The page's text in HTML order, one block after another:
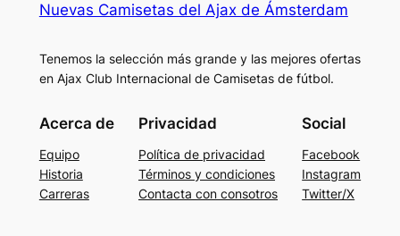
Nuevas Camisetas del Ajax de Ámsterdam
Tenemos la selección más grande y las mejores ofertas
en Ajax Club Internacional de Camisetas de fútbol.
Acerca de
Equipo
Historia
Carreras
Privacidad
Política de privacidad
Términos y condiciones
Contacta con consotros
Social
Facebook
Instagram
Twitter/X